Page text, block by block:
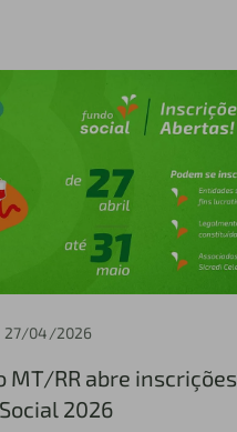
27/04/2026
MT/RR abre inscrições
2026